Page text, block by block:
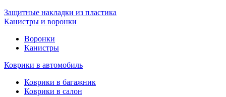
Защитные накладки из пластика
Канистры и воронки
Воронки
Канистры
Коврики в автомобиль
Коврики в багажник
Коврики в салон